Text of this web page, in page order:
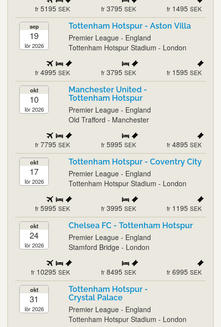
fr 5195 SEK fr 3795 SEK fr 1495 SEK
sep
19
lör 2026
Tottenham Hotspur - Aston Villa
Premier League - England
Tottenham Hotspur Stadium - London
fr 4995 SEK fr 3795 SEK fr 1595 SEK
okt
10
lör 2026
Manchester United -
Tottenham Hotspur
Premier League - England
Old Trafford - Manchester
fr 7795 SEK fr 5995 SEK fr 4895 SEK
okt
17
lör 2026
Tottenham Hotspur - Coventry City
Premier League - England
Tottenham Hotspur Stadium - London
fr 5995 SEK fr 3995 SEK fr 1195 SEK
okt
24
lör 2026
Chelsea FC - Tottenham Hotspur
Premier League - England
Stamford Bridge - London
fr 10295 SEK fr 8495 SEK fr 6995 SEK
okt
31
lör 2026
Tottenham Hotspur -
Crystal Palace
Premier League - England
Tottenham Hotspur Stadium - London